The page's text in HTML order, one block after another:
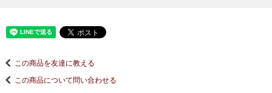
この商品を友達に教える
この商品について問い合わせる